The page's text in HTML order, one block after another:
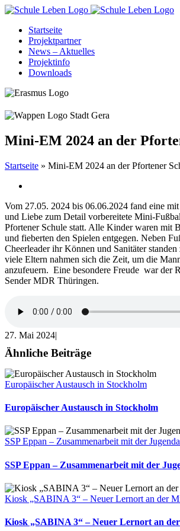
Zum
springenStartseite
Projektpartner
News – Aktuelles
Projektinfo
Downloads
Mini-EM 2024 an der
Startseite » Mini-EM 2024 an der Pfortener
Vom 27.05. 2024 bis 06.06.2024 fand eine
und Liebe zum Detail vorbereitete Mini-
Pfortener Schule statt. Alle Kinder waren mit
und fieberten den Spielen entgegen. Neben
Cheerleader ihr Können und Sanitäter
viele Eltern nahmen sich die Zeit, um die
anzufeuern. Eine besondere Freude war der
Sender MDR Thüringen.
27. Mai 2024|
Ähnliche Beiträge
Europäischer Austausch in Stockholm
Europäischer Austausch in Stockholm
SSP Eppan – Zusammenarbeit mit der
SSP Eppan – Zusammenarbeit mit der
Kiosk „SABINA 3“ – Neuer Lernort an der
Kiosk „SABINA 3“ – Neuer Lernort an